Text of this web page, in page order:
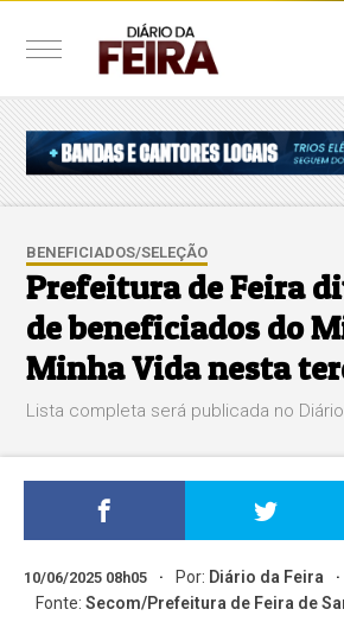
BENEFICIADOS/SELEÇÃO
Prefeitura de Feira
de beneficiados do
Minha Vida nesta
Lista completa será publicada no
10/06/2025 08h05 Por: Diário da Feira
Fonte:Secom/Prefeitura de Feira de